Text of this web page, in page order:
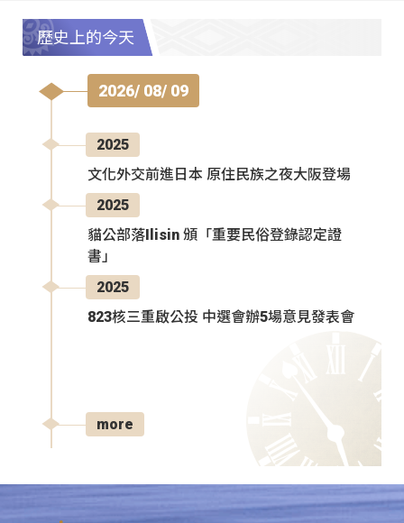
歷史上的今天
2026/ 08/ 09
2025
文化外交前進日本 原住民族之夜大阪登場
2025
貓公部落Ilisin 頒「重要民俗登錄認定證
書」
2025
823核三重啟公投 中選會辦5場意見發表會
more